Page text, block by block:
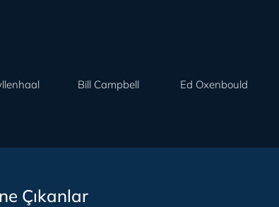
Bill Campbell Ed Oxenbould
Çıkanlar